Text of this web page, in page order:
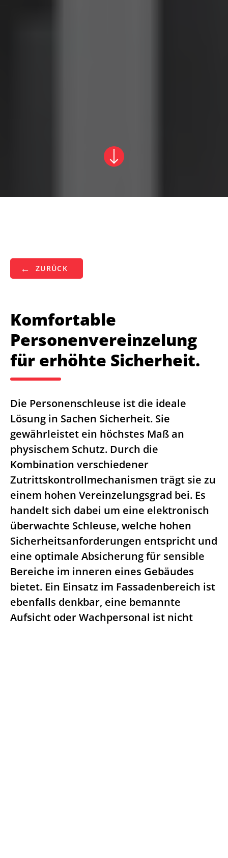
ZURÜCK
Komfortable
Personenvereinzelung
für erhöhte Sicherheit.
Die Personenschleuse ist die ideale
Lösung in Sachen Sicherheit. Sie
gewährleistet ein höchstes Maß an
physischem Schutz. Durch die
Kombination verschiedener
Zutrittskontrollmechanismen trägt sie zu
einem hohen Vereinzelungsgrad bei. Es
handelt sich dabei um eine elektronisch
überwachte Schleuse, welche hohen
Sicherheitsanforderungen entspricht und
eine optimale Absicherung für sensible
Bereiche im inneren eines Gebäudes
bietet. Ein Einsatz im Fassadenbereich ist
ebenfalls denkbar, eine bemannte
Aufsicht oder Wachpersonal ist nicht